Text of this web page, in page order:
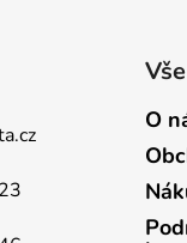
O